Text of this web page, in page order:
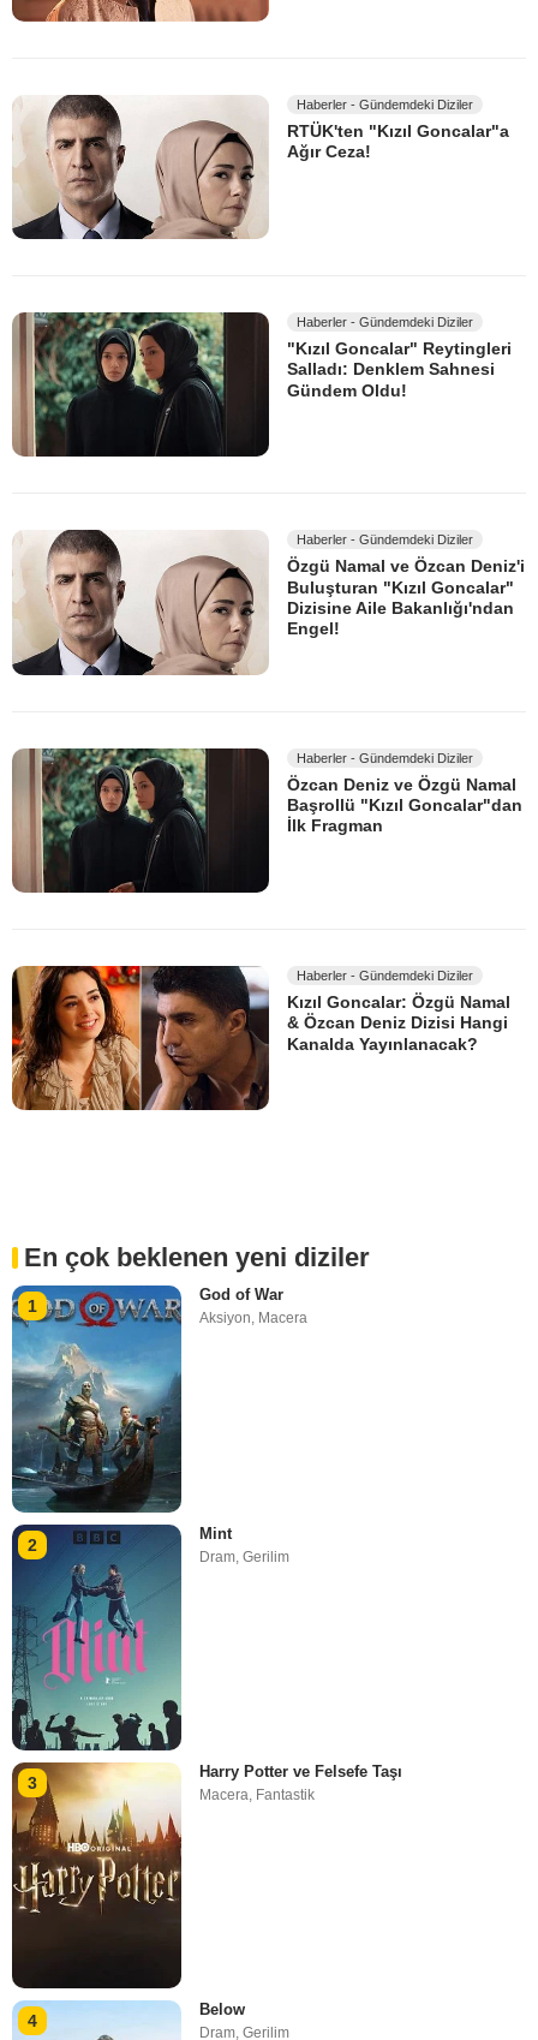
Haberler - Gündemdeki Diziler
RTÜK'ten "Kızıl Goncalar"a
Ağır Ceza!
Haberler - Gündemdeki Diziler
"Kızıl Goncalar" Reytingleri
Salladı: Denklem Sahnesi
Gündem Oldu!
Haberler - Gündemdeki Diziler
Özgü Namal ve Özcan Deniz'i
Buluşturan "Kızıl Goncalar"
Dizisine Aile Bakanlığı'ndan
Engel!
Haberler - Gündemdeki Diziler
Özcan Deniz ve Özgü Namal
Başrollü "Kızıl Goncalar"dan
İlk Fragman
Haberler - Gündemdeki Diziler
Kızıl Goncalar: Özgü Namal
& Özcan Deniz Dizisi Hangi
Kanalda Yayınlanacak?
En çok beklenen yeni diziler
1
God of War
Aksiyon, Macera
2
Mint
Dram ,Gerilim
3
Harry Potter ve Felsefe Taşı
Macera, Fantastik
4
Below
Dram,Gerilim